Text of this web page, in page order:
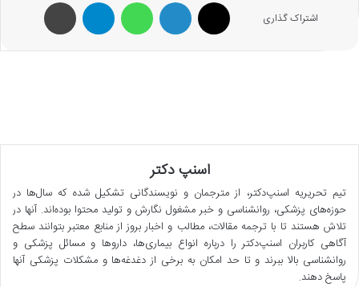
اشتراک گذاری
اسنپ دکتر
تیم تحریریه اسنپ‌دکتر، از مترجمان و نویسندگانی تشکیل شده که سال‌ها در
حوزه‌های پزشکی، روانشناسی و خبر مشغول نگارش و تولید محتوا بوده‌اند. آنها در
تلاش هستند تا با ترجمه مقالات، مطالب و اخبار بروز از منابع معتبر بتوانند سطح
آگاهی کاربران اسنپ‌دکتر را درباره انواع بیماری‌ها، داروها و مسائل پزشکی و
روانشناسی بالا ببرند و تا حد امکان به برخی از دغدغه‌ها و مشکلات پزشکی آنها
پاسخ دهند.